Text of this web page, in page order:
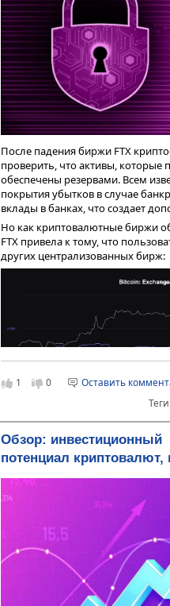
После падения биржи FTX
проверить, что активы, которые
обеспечены резервами. Всем
покрытия убытков в случае
вклады в банках, что создает
Но как криптовалютные биржи
FTX привела к тому, что
других централизованных бирж:
На момент публикации с бирж
Proof-of-Reserve гарантирует
криптобирже
Доказательство резерва (Proof-
проводимый уполномоченной
1 0
Оставить
Обзор: инвестиционный
потенциал